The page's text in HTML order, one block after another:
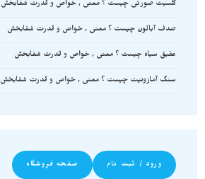
کلسیت صورتی چیست ؟ معنی , خواص و قدرت شفابخش
صدف آبالون چیست ؟ معنی , خواص و قدرت شفابخش
عقیق سیاه چیست ؟ معنی , خواص و قدرت شفابخش
سنگ آمازونیت چیست ؟ معنی , خواص و قدرت شفابخش
ورود / ثبت نام صفحه فروشگاه